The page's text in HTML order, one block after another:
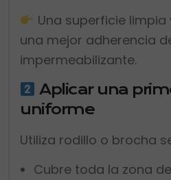
Una superficie
una mejor adherencia
impermeabilizante.
Aplicar una
uniforme
Utiliza rodillo o brocha
Cubre toda la zona